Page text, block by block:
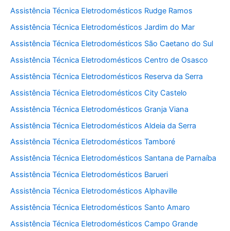
Assistência Técnica Eletrodomésticos Rudge Ramos
Assistência Técnica Eletrodomésticos Jardim do Mar
Assistência Técnica Eletrodomésticos São Caetano do Sul
Assistência Técnica Eletrodomésticos Centro de Osasco
Assistência Técnica Eletrodomésticos Reserva da Serra
Assistência Técnica Eletrodomésticos City Castelo
Assistência Técnica Eletrodomésticos Granja Viana
Assistência Técnica Eletrodomésticos Aldeia da Serra
Assistência Técnica Eletrodomésticos Tamboré
Assistência Técnica Eletrodomésticos Santana de Parnaíba
Assistência Técnica Eletrodomésticos Barueri
Assistência Técnica Eletrodomésticos Alphaville
Assistência Técnica Eletrodomésticos Santo Amaro
Assistência Técnica Eletrodomésticos Campo Grande